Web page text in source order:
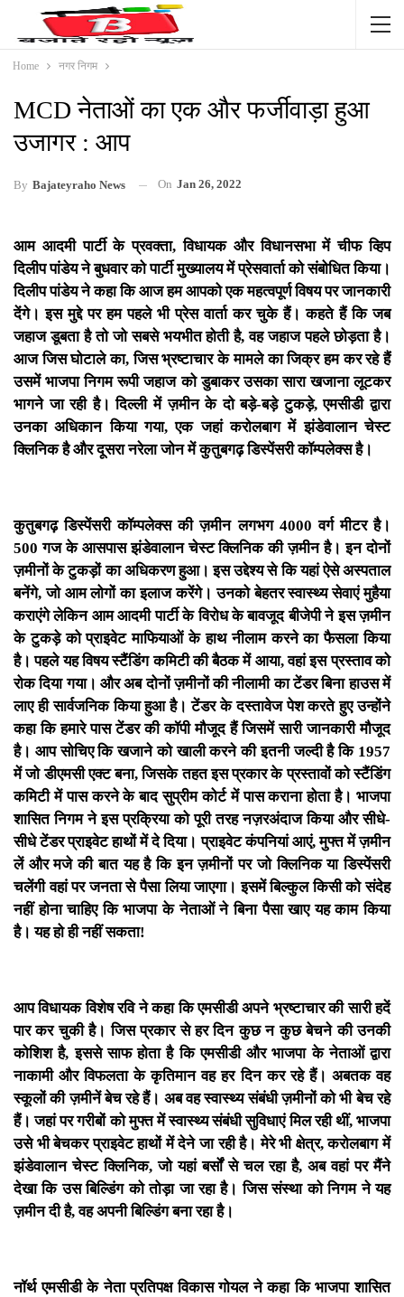
Home नगर निगम
MCD नेताओं का एक और फर्जीवाड़ा हुआ
उजागर : आप
By Bajateyraho News On Jan 26, 2022
आम आदमी पार्टी के प्रवक्ता, विधायक और विधानसभा में चीफ व्हिप
दिलीप पांडेय ने बुधवार को पार्टी मुख्यालय में प्रेसवार्ता को संबोधित किया।
दिलीप पांडेय ने कहा कि आज हम आपको एक महत्वपूर्ण विषय पर जानकारी
देंगे। इस मुद्दे पर हम पहले भी प्रेस वार्ता कर चुके हैं। कहते हैं कि जब
जहाज डूबता है तो जो सबसे भयभीत होती है, वह जहाज पहले छोड़ता है।
आज जिस घोटाले का, जिस भ्रष्टाचार के मामले का जिक्र हम कर रहे हैं
उसमें भाजपा निगम रूपी जहाज को डुबाकर उसका सारा खजाना लूटकर
भागने जा रही है। दिल्ली में ज़मीन के दो बड़े-बड़े टुकड़े, एमसीडी द्वारा
उनका अधिकान किया गया, एक जहां करोलबाग में झंडेवालान चेस्ट
क्लिनिक है और दूसरा नरेला जोन में कुतुबगढ़ डिस्पेंसरी कॉम्पलेक्स है।
कुतुबगढ़ डिस्पेंसरी कॉम्पलेक्स की ज़मीन लगभग 4000 वर्ग मीटर है।
500 गज के आसपास झंडेवालान चेस्ट क्लिनिक की ज़मीन है। इन दोनों
ज़मीनों के टुकड़ों का अधिकरण हुआ। इस उद्देश्य से कि यहां ऐसे अस्पताल
बनेंगे, जो आम लोगों का इलाज करेंगे। उनको बेहतर स्वास्थ्य सेवाएं मुहैया
कराएंगे लेकिन आम आदमी पार्टी के विरोध के बावजूद बीजेपी ने इस ज़मीन
के टुकड़े को प्राइवेट माफियाओं के हाथ नीलाम करने का फैसला किया
है। पहले यह विषय स्टैंडिंग कमिटी की बैठक में आया, वहां इस प्रस्ताव को
रोक दिया गया। और अब दोनों ज़मीनों की नीलामी का टेंडर बिना हाउस में
लाए ही सार्वजनिक किया हुआ है।टेंडर के दस्तावेज पेश करते हुए उन्होंने
कहा कि हमारे पास टेंडर की कॉपी मौजूद हैं जिसमें सारी जानकारी मौजूद
है। आप सोचिए कि खजाने को खाली करने की इतनी जल्दी है कि 1957
में जो डीएमसी एक्ट बना, जिसके तहत इस प्रकार के प्रस्तावों को स्टैंडिंग
कमिटी में पास करने के बाद सुप्रीम कोर्ट में पास कराना होता है। भाजपा
शासित निगम ने इस प्रक्रिया को पूरी तरह नज़रअंदाज किया और सीधे-
सीधे टेंडर प्राइवेट हाथों में दे दिया। प्राइवेट कंपनियां आएं, मुफ्त में ज़मीन
लें और मजे की बात यह है कि इन ज़मीनों पर जो क्लिनिक या डिस्पेंसरी
चलेंगी वहां पर जनता से पैसा लिया जाएगा। इसमें बिल्कुल किसी को संदेह
नहीं होना चाहिए कि भाजपा के नेताओं ने बिना पैसा खाए यह काम किया
है। यह हो ही नहीं सकता!
आप विधायक विशेष रवि ने कहा कि एमसीडी अपने भ्रष्टाचार की सारी हदें
पार कर चुकी है। जिस प्रकार से हर दिन कुछ न कुछ बेचने की उनकी
कोशिश है, इससे साफ होता है कि एमसीडी और भाजपा के नेताओं द्वारा
नाकामी और विफलता के कृतिमान वह हर दिन कर रहे हैं। अबतक वह
स्कूलों की ज़मीनें बेच रहे हैं। अब वह स्वास्थ्य संबंधी ज़मीनों को भी बेच रहे
हैं। जहां पर गरीबों को मुफ्त में स्वास्थ्य संबंधी सुविधाएं मिल रही थीं, भाजपा
उसे भी बेचकर प्राइवेट हाथों में देने जा रही है। मेरे भी क्षेत्र, करोलबाग में
झंडेवालान चेस्ट क्लिनिक, जो यहां बर्सों से चल रहा है, अब वहां पर मैंने
देखा कि उस बिल्डिंग को तोड़ा जा रहा है। जिस संस्था को निगम ने यह
ज़मीन दी है, वह अपनी बिल्डिंग बना रहा है।
नॉर्थ एमसीडी के नेता प्रतिपक्ष विकास गोयल ने कहा कि भाजपा शासित